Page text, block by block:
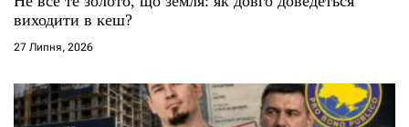
виходити в кеш?
27 Липня, 2026